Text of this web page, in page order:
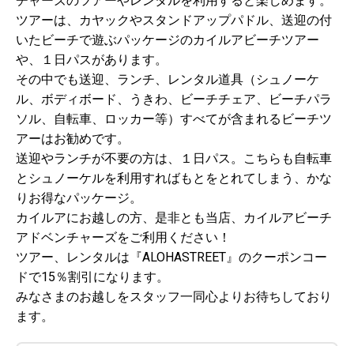
ツアーは、カヤックやスタンドアップパドル、送迎の付
いたビーチで遊ぶパッケージのカイルアビーチツアー
や、１日パスがあります。
その中でも送迎、ランチ、レンタル道具（シュノーケ
ル、ボディボード、うきわ、ビーチチェア、ビーチパラ
ソル、自転車、ロッカー等）すべてが含まれるビーチツ
アーはお勧めです。
送迎やランチが不要の方は、１日パス。こちらも自転車
とシュノーケルを利用すればもとをとれてしまう、かな
りお得なパッケージ。
カイルアにお越しの方、是非とも当店、カイルアビーチ
アドベンチャーズをご利用ください！
ツアー、レンタルは『ALOHASTREET』のクーポンコー
ドで15％割引になります。
みなさまのお越しをスタッフ一同心よりお待ちしており
ます。